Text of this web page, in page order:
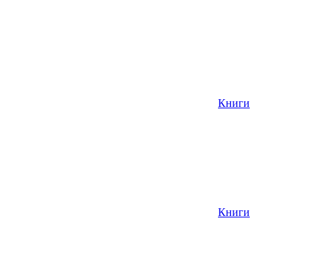
Книги
Книги